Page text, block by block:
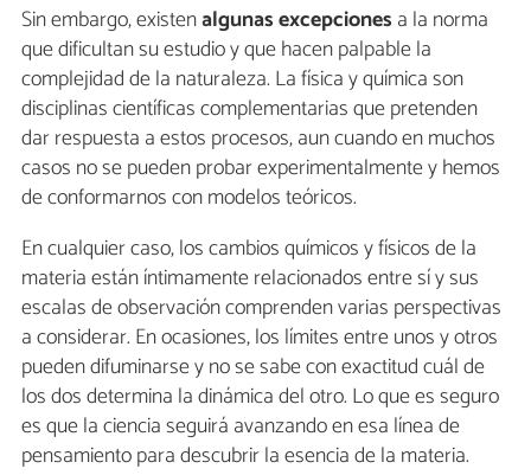
Sin embargo, existenalgunas excepciones a la norma
que dificultan su estudio y que hacen palpable la
complejidad de la naturaleza. La física y química son
disciplinas científicas complementarias que pretenden
dar respuesta a estos procesos, aun cuando en muchos
casos no se pueden probar experimentalmente y hemos
de conformarnos con modelos teóricos.
En cualquier caso, los cambios químicos y físicos de la
materia están íntimamente relacionados entre sí y sus
escalas de observación comprenden varias perspectivas
a considerar. En ocasiones, los límites entre unos y otros
pueden difuminarse y no se sabe con exactitud cuál de
los dos determina la dinámica del otro. Lo que es seguro
es que la ciencia seguirá avanzando en esa línea de
pensamiento para descubrir la esencia de la materia.